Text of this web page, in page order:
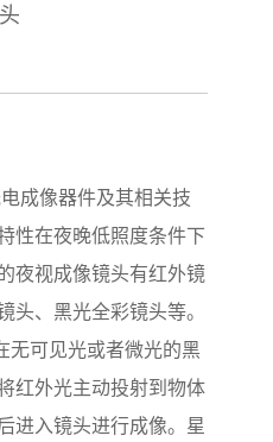
成像器件及其相关技
性在夜晚低照度条件下
夜视成像镜头有红外镜
头、黑光全彩镜头等。
可见光或者微光的黑
红外光主动投射到物体
进入镜头进行成像。星